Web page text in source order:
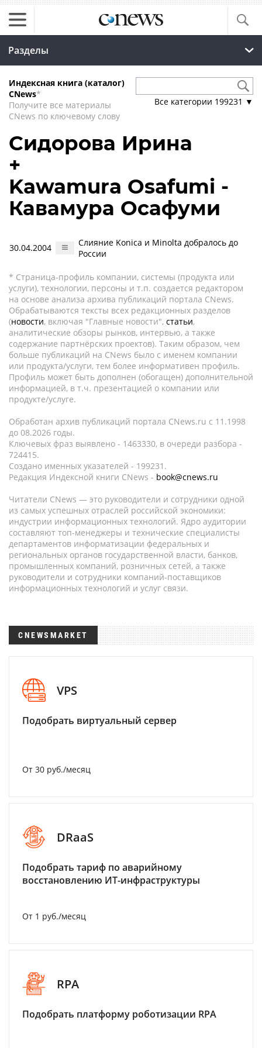
Разделы
Индексная книга (каталог)
CNews*
Получите все материалы
CNews по ключевому слову
Все категории 199231 ▼
Сидорова Ирина
+
Kawamura Osafumi -
Кавамура Осафуми
30.04.2004
Слияние Konica и Minolta добралось до
России
* Страница-профиль компании, системы (продукта или
услуги), технологии, персоны и т.п. создается редактором
на основе анализа архива публикаций портала CNews.
Обрабатываются тексты всех редакционных разделов
(новости, включая "Главные новости", статьи,
аналитические обзоры рынков, интервью, а также
содержание партнёрских проектов). Таким образом, чем
больше публикаций на CNews было с именем компании
или продукта/услуги, тем более информативен профиль.
Профиль может быть дополнен (обогащен) дополнительной
информацией, в т.ч. презентацией о компании или
продукте/услуге.
Обработан архив публикаций портала CNews.ru c 11.1998
до 08.2026 годы.
Ключевых фраз выявлено - 1463330, в очереди разбора -
724415.
Создано именных указателей - 199231.
Редакция Индексной книги CNews - book@cnews.ru
Читатели CNews — это руководители и сотрудники одной
из самых успешных отраслей российской экономики:
индустрии информационных технологий. Ядро аудитории
составляют топ-менеджеры и технические специалисты
департаментов информатизации федеральных и
региональных органов государственной власти, банков,
промышленных компаний, розничных сетей, а также
руководители и сотрудники компаний-поставщиков
информационных технологий и услуг связи.
CNEWSMARKET
VPS
Подобрать виртуальный сервер
От 30 руб./месяц
DRaaS
Подобрать тариф по аварийному
восстановлению ИТ-инфраструктуры
От 1 руб./месяц
RPA
Подобрать платформу роботизации RPA